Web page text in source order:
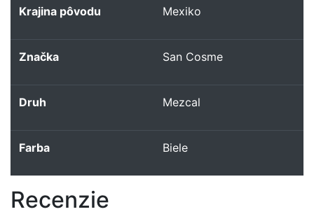
Krajina pôvodu Mexiko
Značka San Cosme
Druh Mezcal
Farba Biele
Recenzie